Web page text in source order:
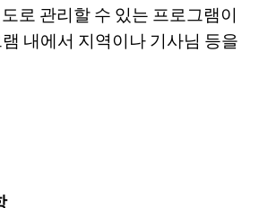
로 관리할 수 있는 프로그램이
내에서 지역이나 기사님 등을